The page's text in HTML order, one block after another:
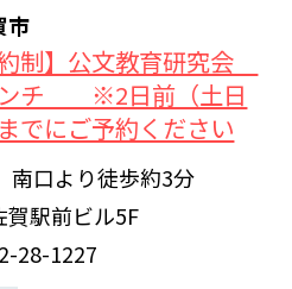
市
約制】公文教育研究会
ンチ ※2日前（土日
でにご予約ください
口より徒歩約3分
賀駅前ビル5F
28-1227